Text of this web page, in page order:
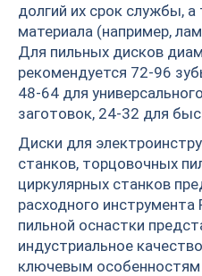
долгий их срок службы,
материала (например,
Для пильных дисков
рекомендуется 72-96
48-64 для
заготовок, 24-32 для
Диски для
станков, торцовочных
циркулярных станков
расходного инструмента
пильной оснастки
индустриальное
ключевым